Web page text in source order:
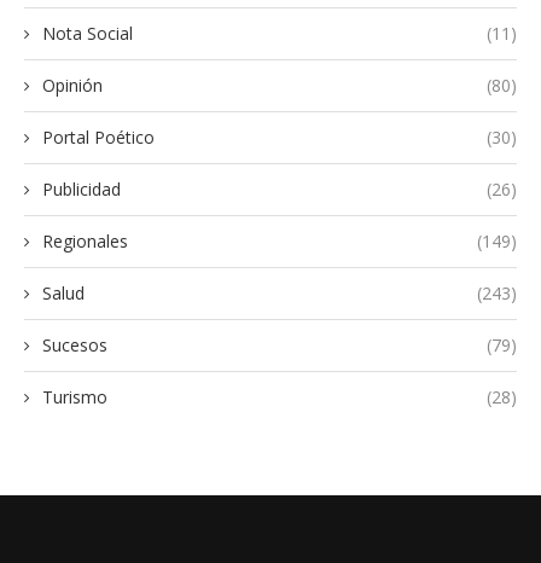
Nota Social (11)
Opinión (80)
Portal Poético (30)
Publicidad (26)
Regionales (149)
Salud (243)
Sucesos (79)
Turismo (28)